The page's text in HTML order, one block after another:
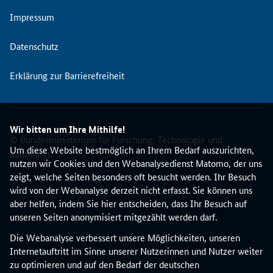
Wir bitten um Ihre Mithilfe!
Um diese Website bestmöglich an Ihrem Bedarf auszurichten,
nutzen wir Cookies und den Webanalysedienst Matomo, der uns
zeigt, welche Seiten besonders oft besucht werden. Ihr Besuch
wird von der Webanalyse derzeit nicht erfasst. Sie können uns
aber helfen, indem Sie hier entscheiden, dass Ihr Besuch auf
unseren Seiten anonymisiert mitgezählt werden darf.
Die Webanalyse verbessert unsere Möglichkeiten, unseren
Internetauftritt im Sinne unserer Nutzerinnen und Nutzer weiter
zu optimieren und auf den Bedarf der deutschen
n
n
i
e
W
o
r
k
s
h
o
p
m
i
t
Impressum
Datenschutz
Erklärung zur Barrierefreiheit
© Bundesministerium für Forschung, Technologie und
Raumfahrt